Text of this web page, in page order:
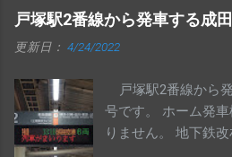
駅のものから、1ド
す。 南武線 尻手駅
に、浜川崎行き列車
きの先発列車で固
れます。 手入力の
ナンバリング[ JN54
戸塚駅2番線から発車する成
更新日： 4/24/2022
戸塚駅2番線から
号です。 ホーム発
りません。 地下鉄